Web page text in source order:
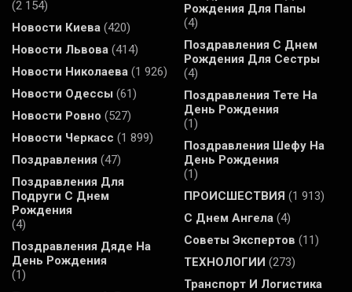
(2 154)
Новости Киева (420)
Новости Львова (414)
Новости Николаева (1 926)
Новости Одессы (61)
Новости Ровно (527)
Новости Черкасс (1 899)
Поздравления (47)
Поздравления Для
Подруги С Днем
Рождения
(4)
Поздравления Дяде На
День Рождения
(1)
Рождения Для Папы
(4)
Поздравления С Днем
Рождения Для Сестры
(4)
Поздравления Тете На
День Рождения
(1)
Поздравления Шефу На
День Рождения
(1)
ПРОИСШЕСТВИЯ (1 913)
С Днем Ангела (4)
Советы Экспертов (11)
ТЕХНОЛОГИИ (273)
Транспорт И Логистика